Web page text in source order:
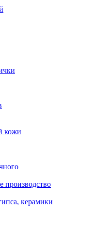
кожи
производство
керамики